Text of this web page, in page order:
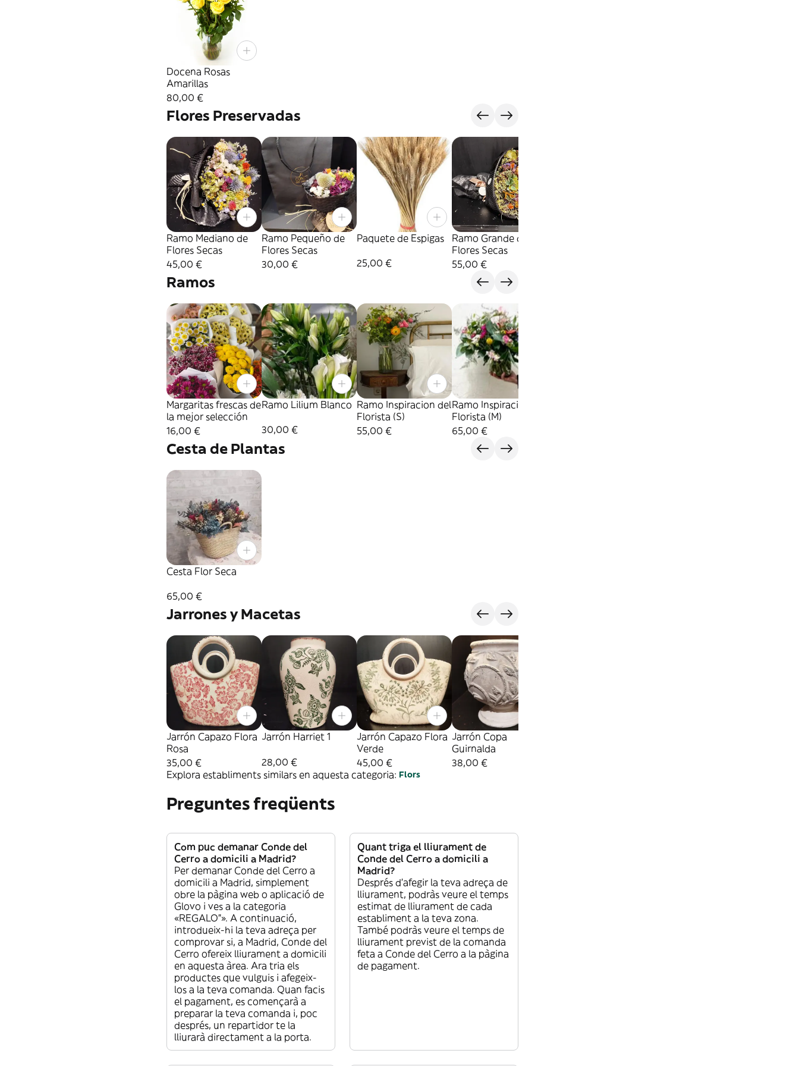
Docena Rosas
Amarillas
80,00 €
Flores Preservadas
Ramo Mediano de
Flores Secas
45,00 €
Ramo Pequeño de
Flores Secas
30,00 €
Paquete de Espigas
25,00 €
Ramo Grande de
Flores Secas
55,00 €
Ramos
Margaritas frescas de
la mejor selección
16,00 €
Ramo Lilium Blanco
30,00 €
Ramo Inspiracion del
Florista (S)
55,00 €
Ramo Inspiracion del
Florista (M)
65,00 €
Cesta de Plantas
Cesta Flor Seca
65,00 €
Jarrones y Macetas
Jarrón Capazo Flora
Rosa
35,00 €
Jarrón Harriet 1
28,00 €
Jarrón Capazo Flora
Verde
45,00 €
Jarrón Copa
Guirnalda
38,00 €
Explora establiments similars en aquesta categoria: Flors
Preguntes freqüents
Com puc demanar Conde del
Cerro a domicili a Madrid?
Per demanar Conde del Cerro a
domicili a Madrid, simplement
obre la pàgina web o aplicació de
Glovo i ves a la categoria
«REGALO”». A continuació,
introdueix-hi la teva adreça per
comprovar si, a Madrid, Conde del
Cerro ofereix lliurament a domicili
en aquesta àrea. Ara tria els
productes que vulguis i afegeix-
los a la teva comanda. Quan facis
el pagament, es començarà a
preparar la teva comanda i, poc
després, un repartidor te la
lliurarà directament a la porta.
Quant triga el lliurament de
Conde del Cerro a domicili a
Madrid?
Després d’afegir la teva adreça de
lliurament, podràs veure el temps
estimat de lliurament de cada
establiment a la teva zona.
També podràs veure el temps de
lliurament previst de la comanda
feta a Conde del Cerro a la pàgina
de pagament.